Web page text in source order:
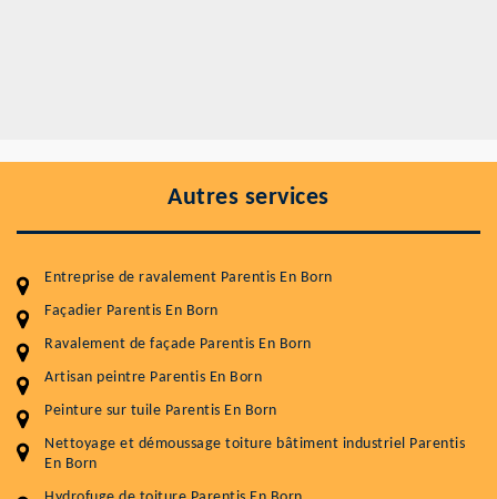
Autres services
Entreprise de ravalement Parentis En Born
Façadier Parentis En Born
Ravalement de façade Parentis En Born
Artisan peintre Parentis En Born
Peinture sur tuile Parentis En Born
Nettoyage et démoussage toiture bâtiment industriel Parentis
En Born
Entretenir votre toiture, c'est préserver sa
durabilité